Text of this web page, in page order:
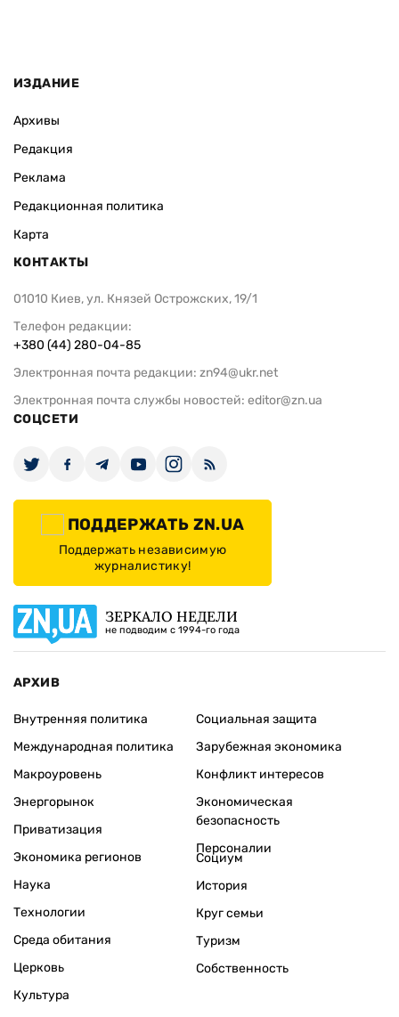
ИЗДАНИЕ
Архивы
Редакция
Реклама
Редакционная политика
Карта
КОНТАКТЫ
01010 Киев, ул. Князей Острожских, 19/1
Телефон редакции:
+380 (44) 280-04-85
Электронная почта редакции: zn94@ukr.net
Электронная почта службы новостей: editor@zn.ua
СОЦСЕТИ
ПОДДЕРЖАТЬ ZN.UA
Поддержать независимую
журналистику!
ЗЕРКАЛО НЕДЕЛИ
не подводим с 1994-го года
АРХИВ
Внутренняя политика
Международная политика
Макроуровень
Энергорынок
Приватизация
Экономика регионов
Социальная защита
Зарубежная экономика
Конфликт интересов
Экономическая
безопасность
Персоналии
Наука
Технологии
Среда обитания
Церковь
Культура
Социум
История
Круг семьи
Туризм
Собственность